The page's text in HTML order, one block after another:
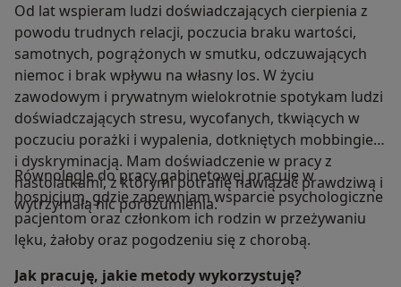
Od lat wspieram ludzi doświadczających cierpienia z
powodu trudnych relacji, poczucia braku wartości,
samotnych, pogrążonych w smutku, odczuwających
niemoc i brak wpływu na własny los. W życiu
zawodowym i prywatnym wielokrotnie spotykam ludzi
doświadczających stresu, wycofanych, tkwiących w
poczuciu porażki i wypalenia, dotkniętych mobbingiem
i dyskryminacją. Mam doświadczenie w pracy z
nastolatkami, z którymi potrafię nawiązać prawdziwą i
wytrzymałą nić porozumienia.
Równolegle do pracy gabinetowej pracuję w
hospicjum, gdzie zapewniam wsparcie psychologiczne
pacjentom oraz członkom ich rodzin w przeżywaniu
lęku, żałoby oraz pogodzeniu się z chorobą.
Jak pracuję, jakie metody wykorzystuję?